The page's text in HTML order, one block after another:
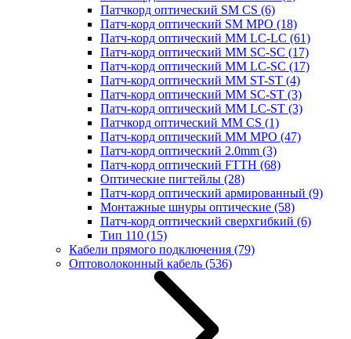
Патчкорд оптический SM CS (6)
Патч-корд оптический SM MPO (18)
Патч-корд оптический MM LC-LC (61)
Патч-корд оптический MM SC-SC (17)
Патч-корд оптический MM LC-SC (17)
Патч-корд оптический MM ST-ST (4)
Патч-корд оптический MM SC-ST (3)
Патч-корд оптический MM LC-ST (3)
Патчкорд оптический MM CS (1)
Патч-корд оптический MM MPO (47)
Патч-корд оптический 2.0mm (3)
Патч-корд оптический FTTH (68)
Оптические пигтейлы (28)
Патч-корд оптический армированный (9)
Монтажные шнуры оптические (58)
Патч-корд оптический сверхгибкий (6)
Тип 110 (15)
Кабели прямого подключения (79)
Оптоволоконный кабель (536)